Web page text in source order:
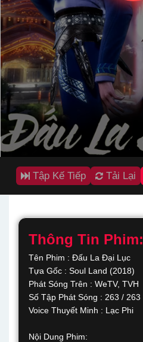
Tập Kế Tiếp Tải Lại
Thông Tin Phim:
Tên Phim : Đấu La Đại Lục
Tựa Gốc : Soul Land (2018)
Phát Sóng Trên : WeTV, TVH
Số Tập Phát Sóng : 263 / 263
Voice Thuyết Minh : Lạc Phi
Nội Dung Phim: